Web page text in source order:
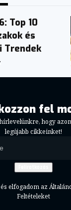
Top 10
és
Trendek
fel
hogy
legújabb cikkeinket!
elfogadom az
Feltételeket